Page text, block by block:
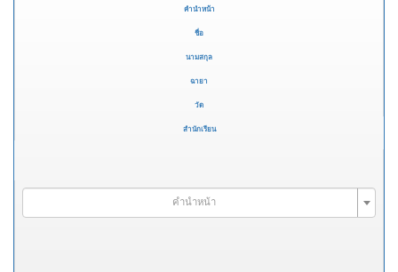
คำนำหน้า
ชื่อ
นามสกุล
ฉายา
วัด
สำนักเรียน
คำนำหน้า